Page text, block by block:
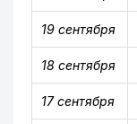
19 сентября
18 сентября
17 сентября